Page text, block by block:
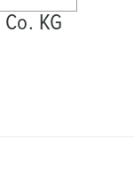
KG